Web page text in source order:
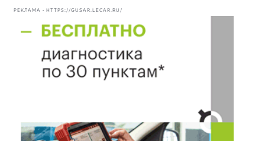
РЕКЛАМА • HTTPS://GUSAR.LECAR.RU/